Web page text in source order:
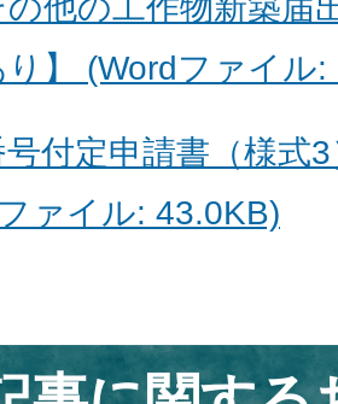
の他の工作物新築届
り】 (Wordファイル:
付定申請書（様式
ァイル: 43.0KB)